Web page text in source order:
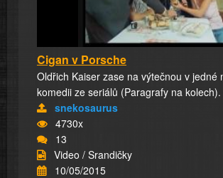
Cigan v Porsche
Oldřich Kaiser zase na výtečnou v jedné
komedii ze seriálů (Paragrafy na kolech).
snekosaurus
4730x
13
Video / Srandičky
10/05/2015